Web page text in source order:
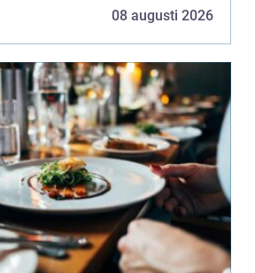
08 augusti 2026